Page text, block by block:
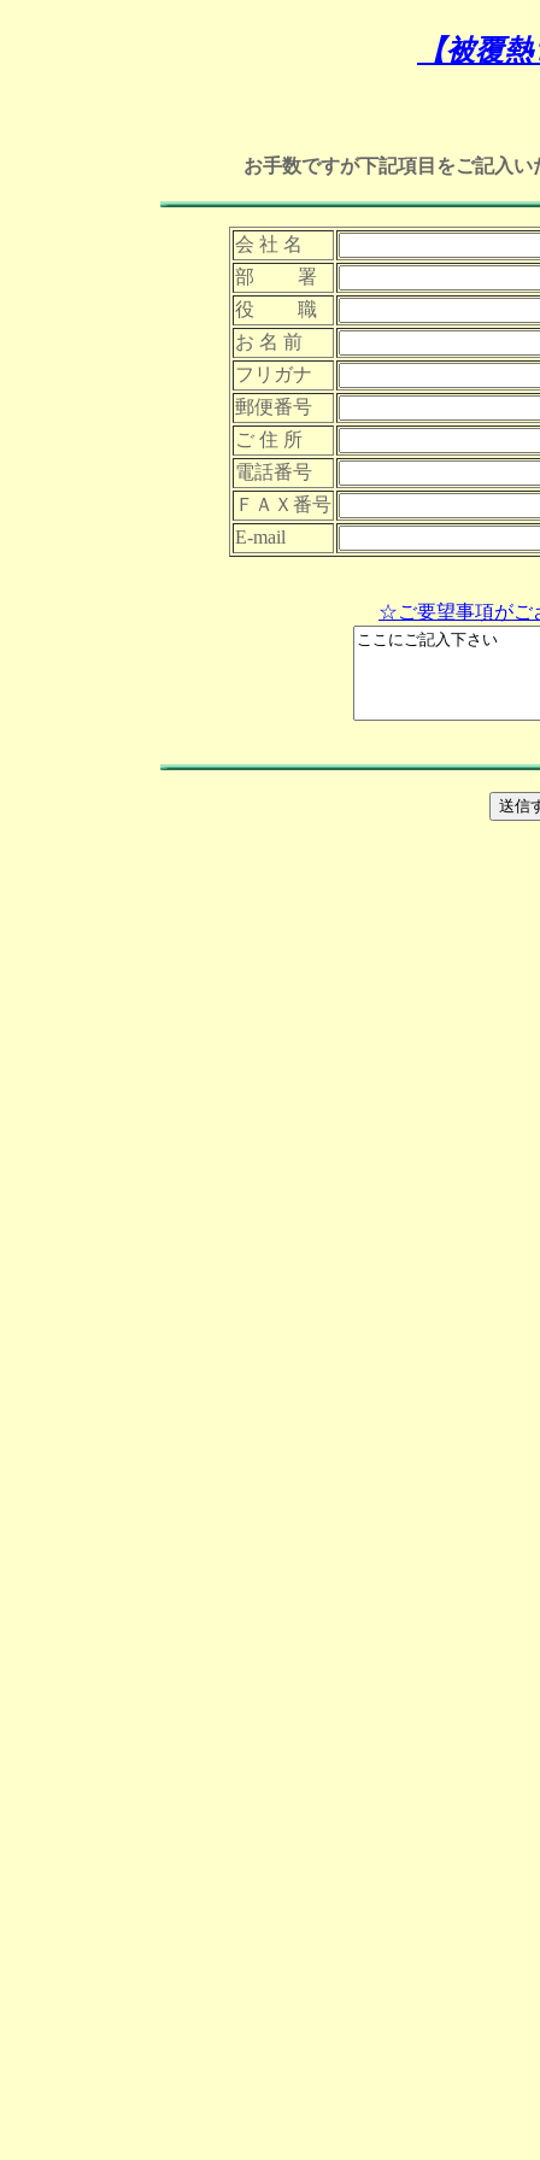
【被覆
お手数ですが下記項目をご記入
会 社 名
部 署
役 職
お 名 前
フリガナ
郵便番号
ご 住 所
電話番号
ＦＡＸ番号
E-mail
☆ご要望事項がご